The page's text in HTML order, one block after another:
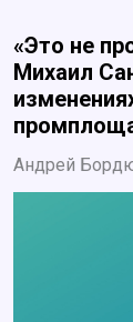
«Это не
Михаил
Андрей